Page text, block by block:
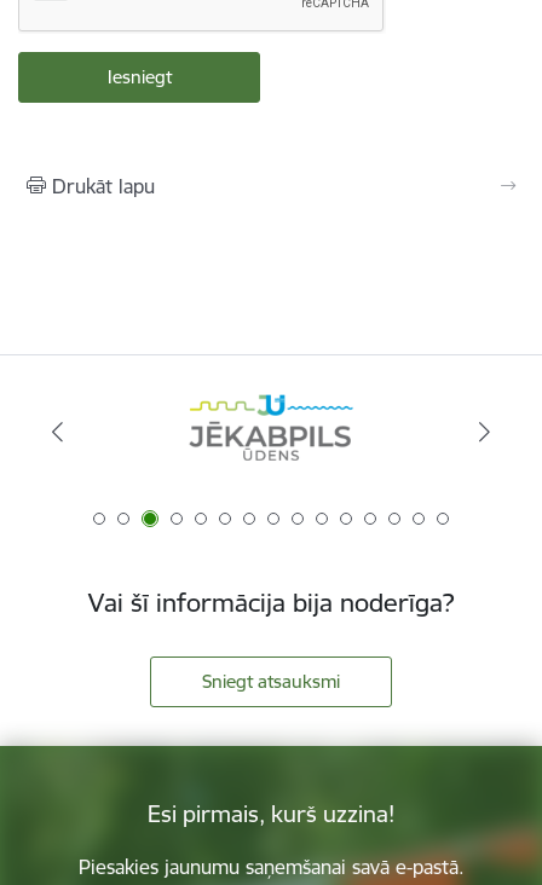
Drukāt lapu
Vai šī informācija bija noderīga?
Sniegt atsauksmi
Esi pirmais, kurš uzzina!
Piesakies jaunumu saņemšanai savā e-pastā.